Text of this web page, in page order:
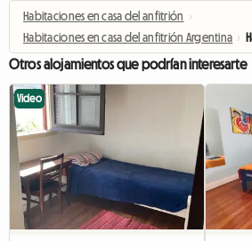
Habitaciones en casa del anfitrión ›
Habitaciones en casa del anfitrión Argentina ›
Otros alojamientos que podrían interesarte
Video